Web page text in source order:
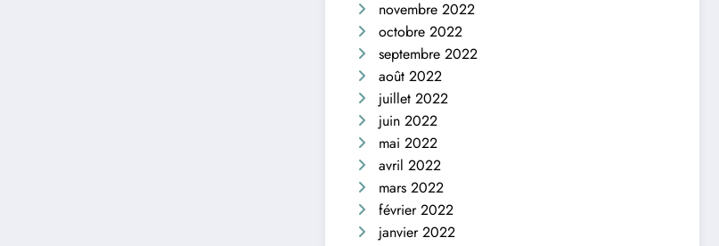
novembre 2022
octobre 2022
septembre 2022
août 2022
juillet 2022
juin 2022
mai 2022
avril 2022
mars 2022
février 2022
janvier 2022